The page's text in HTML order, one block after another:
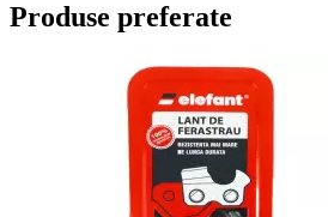
Produse preferate